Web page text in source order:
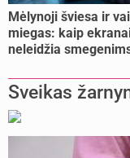
Mėlynoji šviesa ir
miegas: kaip
neleidžia
Sveikas